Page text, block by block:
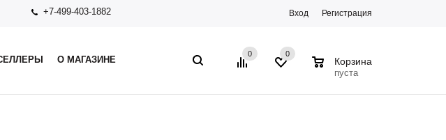
+7-499-403-1882 Вход Регистрация
О МАГАЗИНЕ
0 0
Корзина
пуста